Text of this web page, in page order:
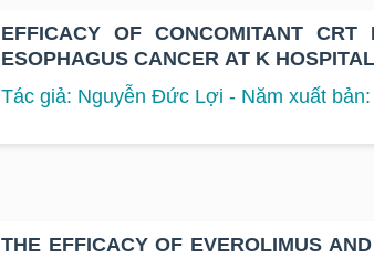
EFFICACY OF CONCOMITANT CRT
ESOPHAGUS CANCER AT K HOSPITAL
Tác giả: Nguyễn Đức Lợi - Năm xuất
THE EFFICACY OF EVEROLIMUS